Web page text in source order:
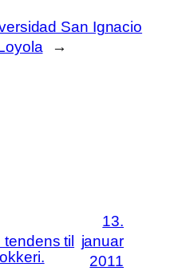
San Ignacio
→
tendens til
13.
januar
2011